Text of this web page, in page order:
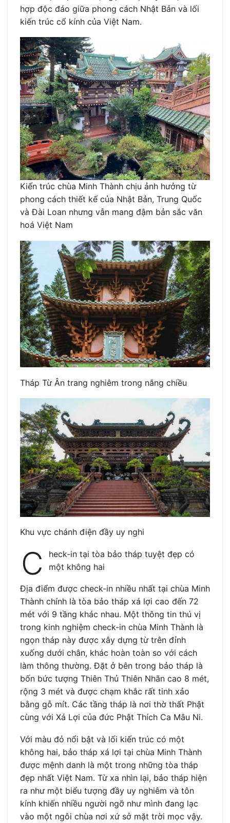
hợp độc đáo giữa phong cách Nhật Bản và lối
kiến trúc cổ kính của Việt Nam.
Kiến trúc chùa Minh Thành chịu ảnh hưởng từ
phong cách thiết kế của Nhật Bản, Trung Quốc
và Đài Loan nhưng vẫn mang đậm bản sắc văn
hoá Việt Nam
Tháp Từ Ân trang nghiêm trong nắng chiều
Khu vực chánh điện đầy uy nghi
C
heck-in tại tòa bảo tháp tuyệt đẹp có
một không hai
Địa điểm được check-in nhiều nhất tại chùa Minh
Thành chính là tòa bảo tháp xá lợi cao đến 72
mét với 9 tầng khác nhau. Một thông tin thú vị
trong kinh nghiệm check-in chùa Minh Thành là
ngọn tháp này được xây dựng từ trên đỉnh
xuống dưới chân, khác hoàn toàn so với cách
làm thông thường. Đặt ở bên trong bảo tháp là
bốn bức tượng Thiên Thủ Thiên Nhãn cao 8 mét,
rộng 3 mét và được chạm khắc rất tinh xảo
bằng gỗ mít. Các tầng tháp là nơi thờ thất Phật
cùng với Xá Lợi của đức Phật Thích Ca Mâu Ni.
Với màu đỏ nổi bật và lối kiến trúc có một
không hai, bảo tháp xá lợi tại chùa Minh Thành
được mệnh danh là một trong những tòa tháp
đẹp nhất Việt Nam. Từ xa nhìn lại, bảo tháp hiện
ra như một biểu tượng đầy uy nghiêm và tôn
kính khiến nhiều người ngỡ như mình đang lạc
vào một ngôi chùa nơi xứ sở mặt trời mọc vậy.